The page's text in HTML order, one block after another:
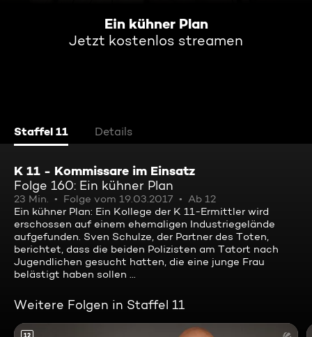
Ein kühner Plan
Jetzt kostenlos streamen
Staffel 11 Details
K 11 - Kommissare im Einsatz
Folge 160: Ein kühner Plan
23 Min. Folge vom 19.03.2017
Ab 12
Ein kühner Plan: Ein Kollege der K 11-Ermittler wird
erschossen auf einem ehemaligen Industriegelände
aufgefunden. Sven Schulze, der Partner des Toten,
berichtet, dass die beiden Polizisten am Tatort nach
Jugendlichen gesucht hatten, die eine junge Frau
belästigt haben sollen ...
Weitere Folgen in Staffel 11
12